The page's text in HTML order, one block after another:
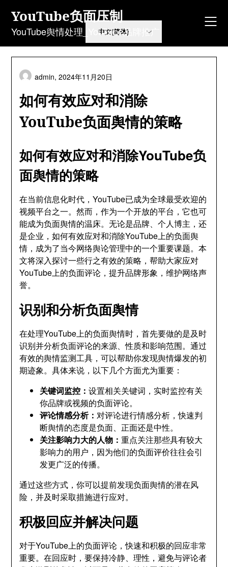
content
YouTube负面压制
YouTube舆情处理_YouTube品牌推广
如何有效应对和消除
YouTube负面舆情的策略
admin,2024年11月20日
如何有效应对和消除YouTube负
面舆情的策略
在当前信息化时代，YouTube已成为全球最受欢迎的
视频平台之一。然而，作为一个开放的平台，它也可
能成为负面舆情的温床。无论是品牌、个人博主，还
是企业，如何有效应对和消除YouTube上的负面舆
情，成为了当今网络舆论管理中的一个重要课题。本
文将深入探讨一些行之有效的策略，帮助大家应对
YouTube上的负面评论，提升品牌形象，维护网络声
誉。
识别和分析负面舆情
在处理YouTube上的负面舆情时，首先要做的是及时
识别并分析负面评论的来源、性质和影响范围。通过
有效的舆情监测工具，可以帮助你发现舆情爆发的初
期迹象。具体来说，以下几个方面尤为重要：
关键词监控：设置相关关键词，实时监控有关
你品牌或视频的负面评论。
评论情感分析：对评论进行情感分析，快速判
断舆情的态度是负面、正面还是中性。
关注影响力大的人物：重点关注那些具有较大
影响力的用户，因为他们的负面评价往往会引
发更广泛的传播。
通过这些方式，你可以提前发现负面舆情的潜在风
险，并及时采取措施进行应对。
积极回应并解决问题
对于YouTube上的负面评论，快速和积极的回应非常
重要。在回应时，要保持冷静、理性，避免与评论者